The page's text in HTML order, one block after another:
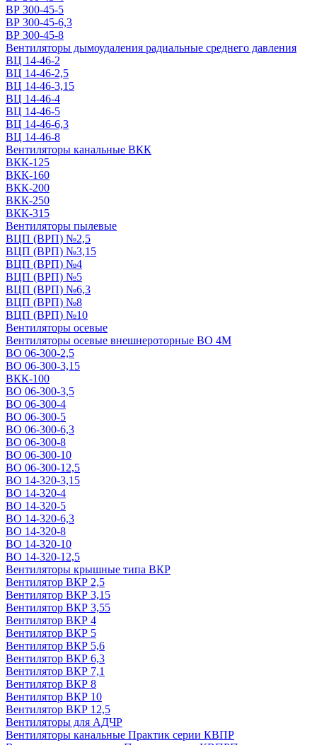
ВР 300-45-5
ВР 300-45-6,3
ВР 300-45-8
Вентиляторы дымоудаления радиальные среднего давления
ВЦ 14-46-2
ВЦ 14-46-2,5
ВЦ 14-46-3,15
ВЦ 14-46-4
ВЦ 14-46-5
ВЦ 14-46-6,3
ВЦ 14-46-8
Вентиляторы канальные ВКК
ВКК-125
ВКК-160
ВКК-200
ВКК-250
ВКК-315
Вентиляторы пылевые
ВЦП (ВРП) №2,5
ВЦП (ВРП) №3,15
ВЦП (ВРП) №4
ВЦП (ВРП) №5
ВЦП (ВРП) №6,3
ВЦП (ВРП) №8
ВЦП (ВРП) №10
Вентиляторы осевые
Вентиляторы осевые внешнероторные ВО 4М
ВО 06-300-2,5
ВО 06-300-3,15
ВКК-100
ВО 06-300-3,5
ВО 06-300-4
ВО 06-300-5
ВО 06-300-6,3
ВО 06-300-8
ВО 06-300-10
ВО 06-300-12,5
ВО 14-320-3,15
ВО 14-320-4
ВО 14-320-5
ВО 14-320-6,3
ВО 14-320-8
ВО 14-320-10
ВО 14-320-12,5
Вентиляторы крышные типа ВКР
Вентилятор ВКР 2,5
Вентилятор ВКР 3,15
Вентилятор ВКР 3,55
Вентилятор ВКР 4
Вентилятор ВКР 5
Вентилятор ВКР 5,6
Вентилятор ВКР 6,3
Вентилятор ВКР 7,1
Вентилятор ВКР 8
Вентилятор ВКР 10
Вентилятор ВКР 12,5
Вентиляторы для АДЧР
Вентиляторы канальные Практик серии КВПР